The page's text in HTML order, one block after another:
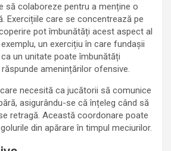
să colaboreze pentru a menține o
Exercițiile care se concentrează pe
pot îmbunătăți acest aspect al
un exercițiu în care fundașii
un unitate poate îmbunătăți
amenințărilor ofensive.
necesită ca jucătorii să comunice
asigurându-se că înțeleg când să
retragă. Această coordonare poate
din apărare în timpul meciurilor.